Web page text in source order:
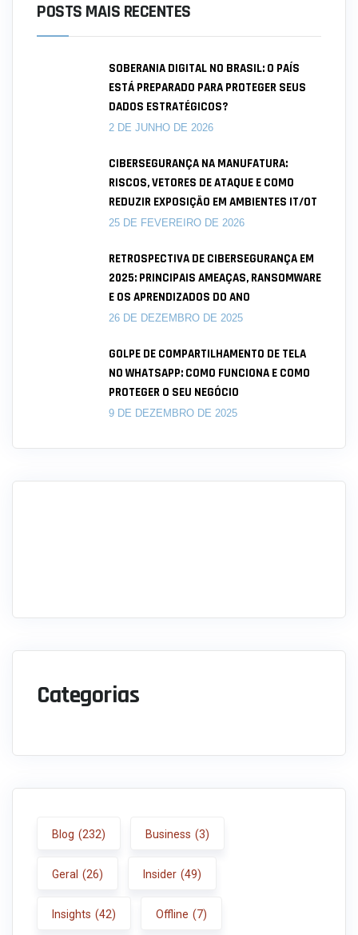
POSTS MAIS RECENTES
SOBERANIA DIGITAL NO BRASIL: O PAÍS
ESTÁ PREPARADO PARA PROTEGER SEUS
DADOS ESTRATÉGICOS?
2 DE JUNHO DE 2026
CIBERSEGURANÇA NA MANUFATURA:
RISCOS, VETORES DE ATAQUE E COMO
REDUZIR EXPOSIÇÃO EM AMBIENTES IT/OT
25 DE FEVEREIRO DE 2026
RETROSPECTIVA DE CIBERSEGURANÇA EM
2025: PRINCIPAIS AMEAÇAS, RANSOMWARE
E OS APRENDIZADOS DO ANO
26 DE DEZEMBRO DE 2025
GOLPE DE COMPARTILHAMENTO DE TELA
NO WHATSAPP: COMO FUNCIONA E COMO
PROTEGER O SEU NEGÓCIO
9 DE DEZEMBRO DE 2025
Categorias
Blog (232) Business (3)
Geral (26) Insider (49)
Insights (42) Offline (7)